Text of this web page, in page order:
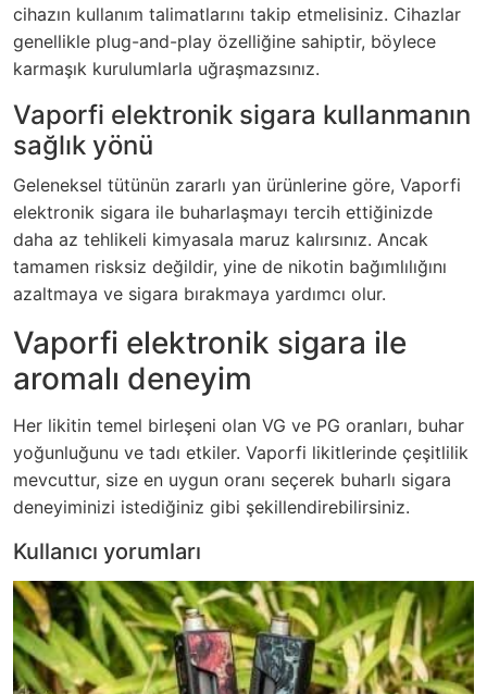
cihazın kullanım talimatlarını takip etmelisiniz. Cihazlar
genellikle plug-and-play özelliğine sahiptir, böylece
karmaşık kurulumlarla uğraşmazsınız.
Vaporfi elektronik sigara kullanmanın
sağlık yönü
Geleneksel tütünün zararlı yan ürünlerine göre, Vaporfi
elektronik sigara ile buharlaşmayı tercih ettiğinizde
daha az tehlikeli kimyasala maruz kalırsınız. Ancak
tamamen risksiz değildir, yine de nikotin bağımlılığını
azaltmaya ve sigara bırakmaya yardımcı olur.
Vaporfi elektronik sigara ile
aromalı deneyim
Her likitin temel birleşeni olan VG ve PG oranları, buhar
yoğunluğunu ve tadı etkiler. Vaporfi likitlerinde çeşitlilik
mevcuttur, size en uygun oranı seçerek buharlı sigara
deneyiminizi istediğiniz gibi şekillendirebilirsiniz.
Kullanıcı yorumları